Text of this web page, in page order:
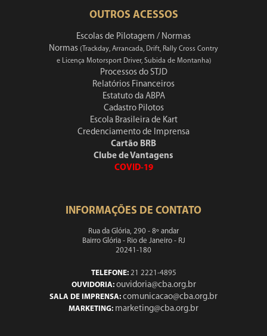
OUTROS ACESSOS
Escolas de Pilotagem / Normas
Normas (Trackday, Arrancada, Drift, Rally Cross Contry
e Licença Motorsport Driver, Subida de Montanha)
Processos do STJD
Relatórios Financeiros
Estatuto da ABPA
Cadastro Pilotos
Escola Brasileira de Kart
Credenciamento de Imprensa
Cartão BRB
Clube de Vantagens
COVID-19
INFORMAÇÕES DE CONTATO
Rua da Glória, 290 - 8º andar
Bairro Glória - Rio de Janeiro - RJ
20241-180
TELEFONE:21 2221-4895
OUVIDORIA: ouvidoria@cba.org.br
SALA DE IMPRENSA: comunicacao@cba.org.br
MARKETING: marketing@cba.org.br